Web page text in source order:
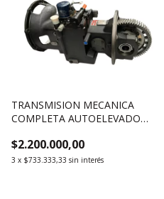
TRANSMISION MECANICA
COMPLETA AUTOELEVADOR
3500KG
$2.200.000,00
3 x $733.333,33 sin interés